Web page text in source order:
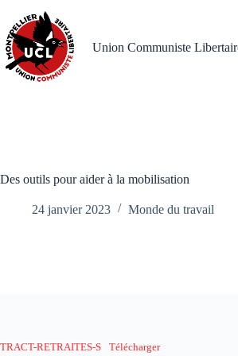
contenu
Union Communiste
Des outils pour aider à la mobilisation
24 janvier 2023 Monde du travail
TRACT-RETRAITES-S Télécharger